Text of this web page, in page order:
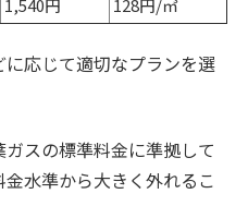
1,540円 128円/㎥
応じて適切なプランを選
スの標準料金に準拠して
水準から大きく外れるこ